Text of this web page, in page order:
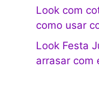
Look com
como usar
Look Festa
arrasar com